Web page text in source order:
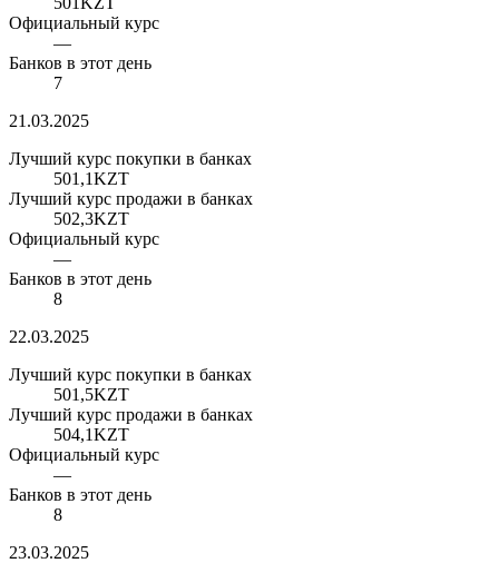
Официальный курс
—
Банков в этот день
7
21.03.2025
Лучший курс покупки в банках
501,1KZT
Лучший курс продажи в банках
502,3KZT
Официальный курс
—
Банков в этот день
8
22.03.2025
Лучший курс покупки в банках
501,5KZT
Лучший курс продажи в банках
504,1KZT
Официальный курс
—
Банков в этот день
8
23.03.2025